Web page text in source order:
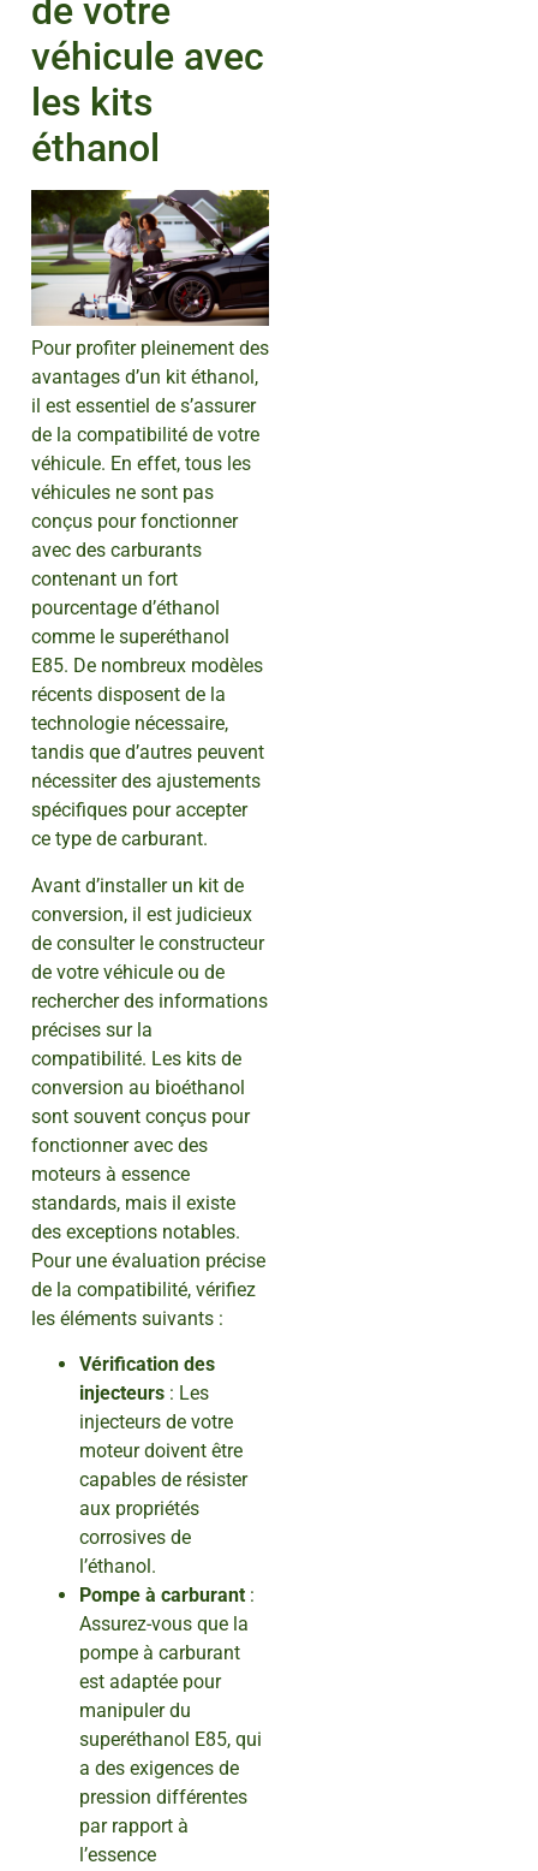
de votre
véhicule avec
les kits
éthanol
Pour profiter pleinement des
avantages d’un kit éthanol,
il est essentiel de s’assurer
de la compatibilité de votre
véhicule. En effet, tous les
véhicules ne sont pas
conçus pour fonctionner
avec des carburants
contenant un fort
pourcentage d’éthanol
comme le superéthanol
E85. De nombreux modèles
récents disposent de la
technologie nécessaire,
tandis que d’autres peuvent
nécessiter des ajustements
spécifiques pour accepter
ce type de carburant.
Avant d’installer un kit de
conversion, il est judicieux
de consulter le constructeur
de votre véhicule ou de
rechercher des informations
précises sur la
compatibilité. Les kits de
conversion au bioéthanol
sont souvent conçus pour
fonctionner avec des
moteurs à essence
standards, mais il existe
des exceptions notables.
Pour une évaluation précise
de la compatibilité, vérifiez
les éléments suivants :
Vérification des
injecteurs : Les
injecteurs de votre
moteur doivent être
capables de résister
aux propriétés
corrosives de
l’éthanol.
Pompe à carburant :
Assurez-vous que la
pompe à carburant
est adaptée pour
manipuler du
superéthanol E85, qui
a des exigences de
pression différentes
par rapport à
l’essence